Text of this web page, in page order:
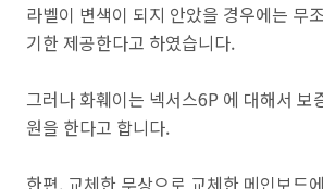
라벨이 변색이 되지 안았을 경우에는 무
기한 제공한다고 하였습니다.
그러나 화훼이는 넥서스6P 에 대해서 보
원을 한다고 합니다.
한편, 교체한 무상으로 교체한 메인보드